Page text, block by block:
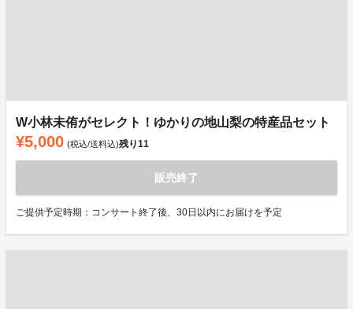
W小林未侑がセレクト！ゆかりの地山梨の特産品セット
¥5,000 (税込/送料込)残り11
販売終了
ご提供予定時期：コンサート終了後、30日以内にお届けを予定